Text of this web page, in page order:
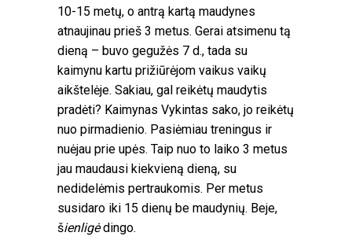
10-15 metų, o antrą kartą maudynes
atnaujinau prieš 3 metus. Gerai atsimenu tą
dieną – buvo gegužės 7 d., tada su
kaimynu kartu prižiūrėjom vaikus vaikų
aikštelėje. Sakiau, gal reikėtų maudytis
pradėti? Kaimynas Vykintas sako, jo reikėtų
nuo pirmadienio. Pasiėmiau treningus ir
nuėjau prie upės. Taip nuo to laiko 3 metus
jau maudausi kiekvieną dieną, su
nedidelėmis pertraukomis. Per metus
susidaro iki 15 dienų be maudynių. Beje,
šienligėdingo.